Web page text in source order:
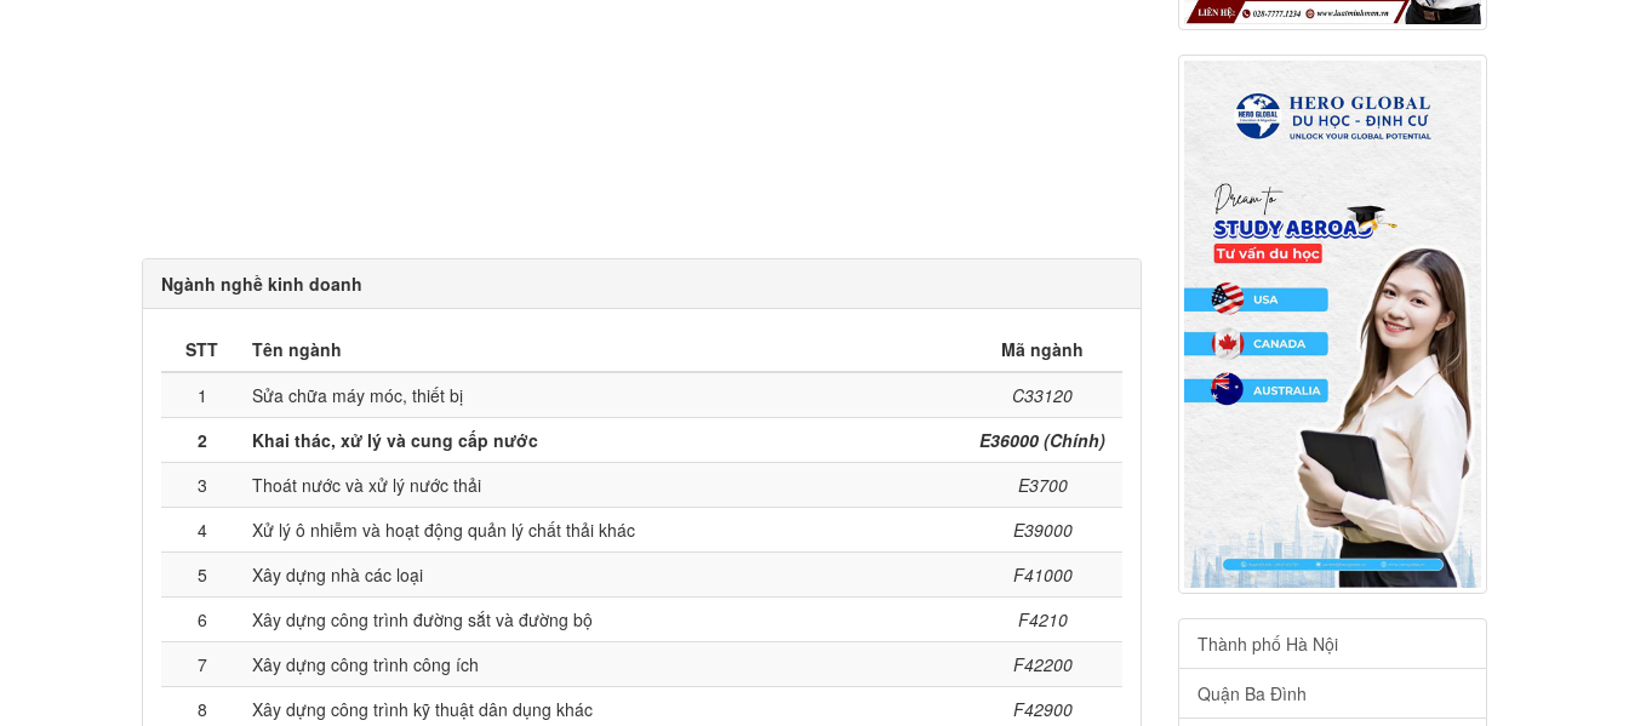
Ngành nghề kinh doanh
STT Tên ngành
Mã ngành
1
Sửa chữa máy móc, thiết bị
C33120
2
Khai thác, xử lý và cung cấp nước
E36000 (Chính)
3
Thoát nước và xử lý nước thải
E3700
4
Xử lý ô nhiễm và hoạt động quản lý chất thải khác
E39000
5
Xây dựng nhà các loại
F41000
6
Xây dựng công trình đường sắt và đường bộ
F4210
7
Xây dựng công trình công ích
F42200
8
Xây dựng công trình kỹ thuật dân dụng khác
F42900
Thành phố Hà Nội
Quận Ba Đình